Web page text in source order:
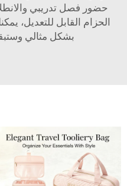
حضور فصل تدريبي
الحزام القابل للتعديل،
بشكل مثالي